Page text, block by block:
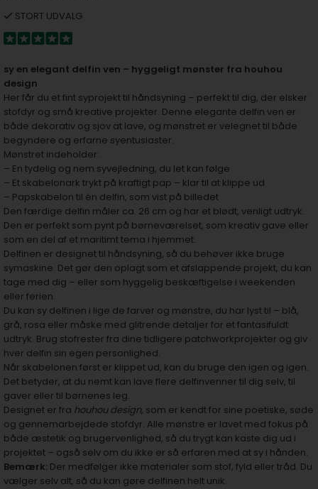
STORT UDVALG
sy en elegant delfin ven – hyggeligt mønster fra houhou
design
Her får du et fint syprojekt til håndsyning – perfekt til dig, der elsker
stofdyr og små kreative projekter. Denne elegante delfin ven er
både dekorativ og sjov at lave, og mønstret er velegnet til både
begyndere og erfarne syentusiaster.
Mønstret indeholder:
– En tydelig og nem syvejledning, du let kan følge
– Et skabelonark trykt på kraftigt pap – klar til at klippe ud
– Papskabelon til én delfin, som vist på billedet
Den færdige delfin måler ca. 26 cm og har et blødt, venligt udtryk.
Den er perfekt som pynt på børneværelset, som kreativ gave eller
som en del af et maritimt tema i hjemmet.
Delfinen er designet til håndsyning, så du behøver ikke bruge
symaskine. Det gør den oplagt som et afslappende projekt, du kan
tage med dig – eller som hyggelig beskæftigelse i weekenden
eller ferien.
Du kan sy delfinen i lige de farver og mønstre, du har lyst til – blå,
grå, rosa eller måske med glitrende detaljer for et fantasifuldt
udtryk. Brug stofrester fra dine tidligere patchworkprojekter og giv
hver delfin sin egen personlighed.
Når skabelonen først er klippet ud, kan du bruge den igen og igen.
Det betyder, at du nemt kan lave flere delfinvenner til dig selv, til
gaver eller til børnenes leg.
Designet er fra houhou design, som er kendt for sine poetiske, søde
og gennemarbejdede stofdyr. Alle mønstre er lavet med fokus på
både æstetik og brugervenlighed, så du trygt kan kaste dig ud i
projektet – også selv om du ikke er så erfaren med at sy i hånden.
Bemærk: Der medfølger ikke materialer som stof, fyld eller tråd. Du
vælger selv alt, så du kan gøre delfinen helt unik.